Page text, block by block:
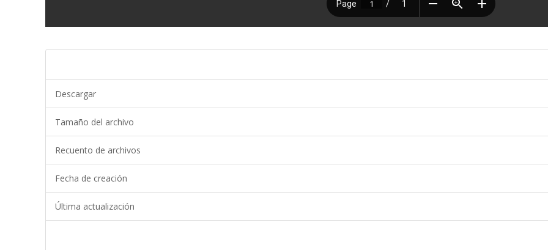
Descargar
Tamaño del archivo
Recuento de archivos
Fecha de creación
Última actualización